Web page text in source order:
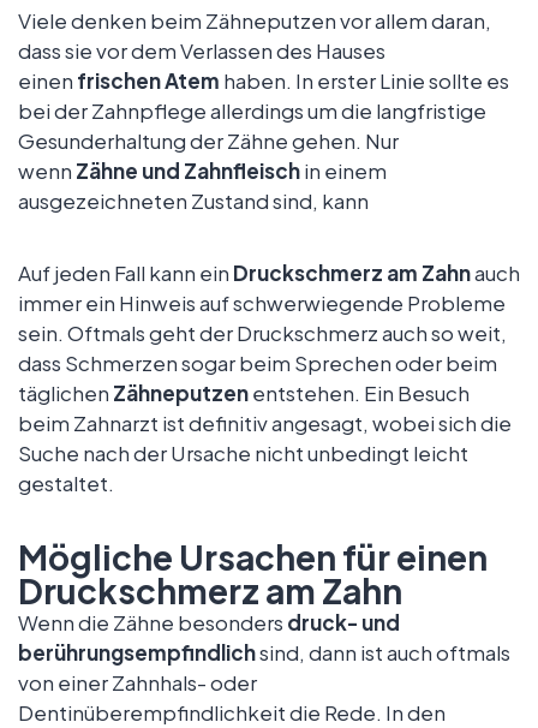
Viele denken beim Zähneputzen vor allem daran,
dass sie vor dem Verlassen des Hauses
einen frischen Atem haben. In erster Linie sollte es
bei der Zahnpflege allerdings um die langfristige
Gesunderhaltung der Zähne gehen. Nur
wenn Zähne und Zahnfleischin einem
ausgezeichneten Zustand sind, kann
Auf jeden Fall kann ein Druckschmerz am Zahnauch
immer ein Hinweis auf schwerwiegende Probleme
sein. Oftmals geht der Druckschmerz auch so weit,
dass Schmerzen sogar beim Sprechen oder beim
täglichen Zähneputzenentstehen. Ein Besuch
beim Zahnarzt ist definitiv angesagt, wobei sich die
Suche nach der Ursache nicht unbedingt leicht
gestaltet.
Mögliche Ursachen für einen
Druckschmerz am Zahn
Wenn die Zähne besonders druck- und
berührungsempfindlichsind, dann ist auch oftmals
von einer Zahnhals- oder
Dentinüberempfindlichkeit die Rede. In den